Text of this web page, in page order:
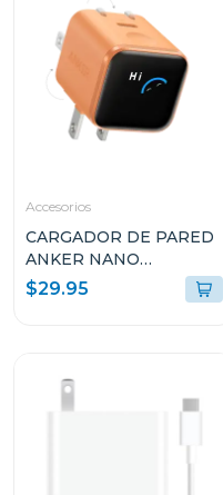
Accesorios
CARGADOR DE PARED
ANKER NANO
CHARGER 45W CON
SMART DISPLAY USB-C
$29.95